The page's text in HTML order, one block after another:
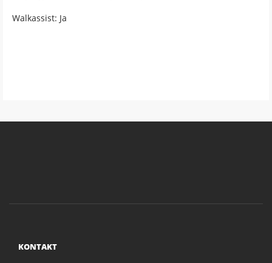
Walkassist: Ja
KONTAKT